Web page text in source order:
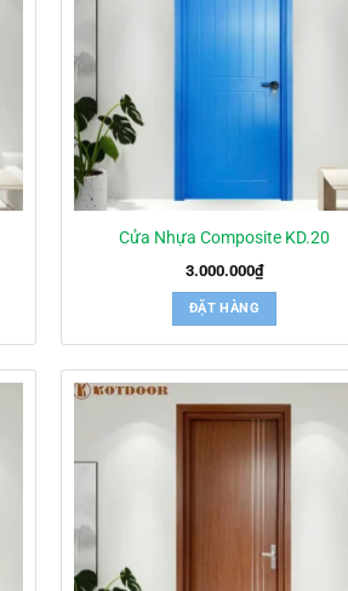
Cửa Nhựa Composite KD.20
3.000.000₫
ĐẶT HÀNG